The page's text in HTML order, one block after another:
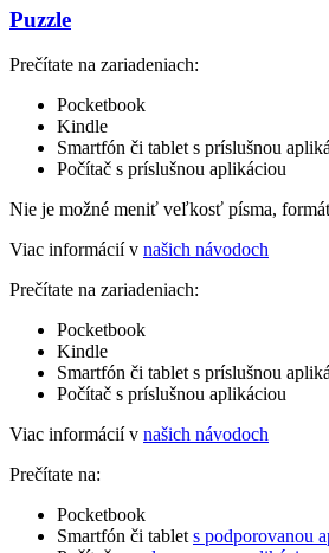
Puzzle
Prečítate na zariadeniach:
Pocketbook
Kindle
Smartfón či tablet s príslušnou
Počítač s príslušnou aplikáciou
Nie je možné meniť veľkosť písma,
Viac informácií v našich návodoch
Prečítate na zariadeniach:
Pocketbook
Kindle
Smartfón či tablet s príslušnou
Počítač s príslušnou aplikáciou
Viac informácií v našich návodoch
Prečítate na:
Pocketbook
Smartfón či tablet s podporovanou